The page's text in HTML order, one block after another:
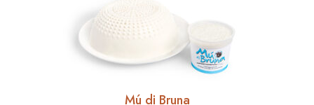
Mú di Bruna